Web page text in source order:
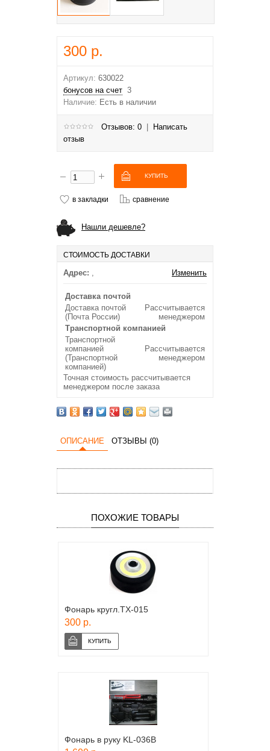
300 р.
Артикул: 630022
бонусов на счет 3
Наличие: Есть в наличии
Отзывов: 0
Написать
отзыв
в закладки сравнение
Нашли дешевле?
СТОИМОСТЬ ДОСТАВКИ
Адрес: , Изменить
Доставка почтой
Доставка почтой
(Почта России)
Рассчитывается
менеджером
Транспортной компанией
Транспортной
компанией
(Транспортной
компанией)
Рассчитывается
менеджером
Точная стоимость рассчитывается
менеджером после заказа
ОПИСАНИЕ ОТЗЫВЫ (0)
ПОХОЖИЕ ТОВАРЫ
Фонарь кругл.TX-015
300 р.
Фонарь в руку KL-036B